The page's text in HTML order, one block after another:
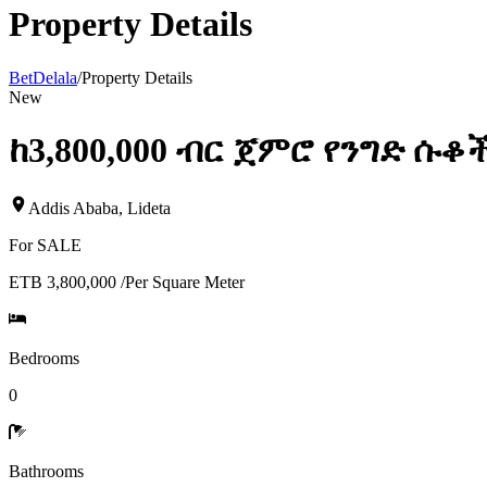
Property Details
BetDelala/Property Details
New
ከ3,800,000 ብር ጀምሮ የንግድ
Addis Ababa, Lideta
For SALE
ETB 3,800,000 /Per Square Meter
Bedrooms
0
Bathrooms